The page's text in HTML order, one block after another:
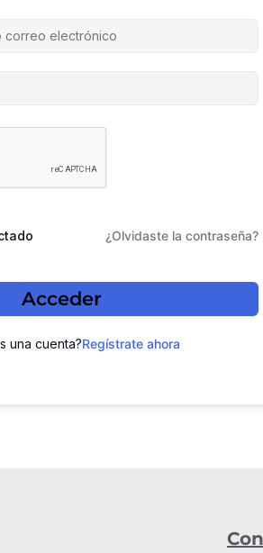
¿Olvidaste la contraseña?
Acceder
una cuenta?Regístrate ahora